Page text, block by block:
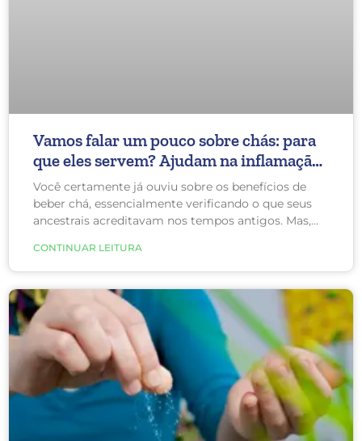
Vamos falar um pouco sobre chás: para
que eles servem? Ajudam na inflamação
do Lipedema?
Você certamente já ouviu sobre os benefícios de
beber chá, essencialmente verificando o que seus
ancestrais acreditavam nos tempos antigos. Mas,
fornecer alguma resposta para as doenças?
CONTINUAR LEITURA